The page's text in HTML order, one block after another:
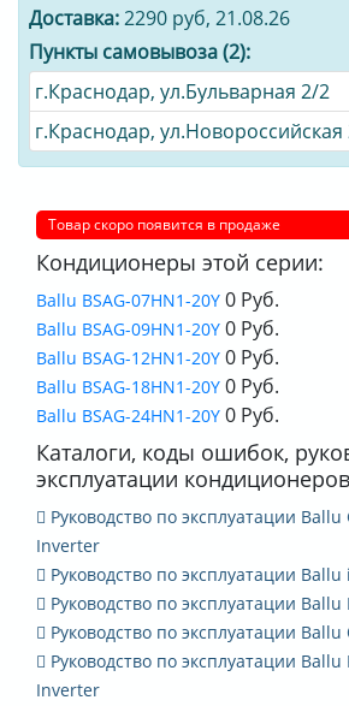
Доставка:2290 руб, 21.08.26
Пункты самовывоза (2):
г.Краснодар, ул.Бульварная 2/2
г.Краснодар, ул.Новороссийская
Товар скоро появится в продаже
Кондиционеры этой серии:
Ballu BSAG-07HN1-20Y 0 Руб.
Ballu BSAG-09HN1-20Y 0 Руб.
Ballu BSAG-12HN1-20Y 0 Руб.
Ballu BSAG-18HN1-20Y 0 Руб.
Ballu BSAG-24HN1-20Y 0 Руб.
Каталоги, коды ошибок,
эксплуатации
Руководство по эксплуатации
Inverter
Руководство по эксплуатации Ballu
Руководство по эксплуатации Ballu
Руководство по эксплуатации
Руководство по эксплуатации Ballu
Inverter